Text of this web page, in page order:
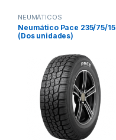
NEUMÁTICOS
Neumático Pace 235/75/15
(Dos unidades)